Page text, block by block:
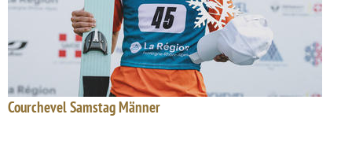
Courchevel Samstag Männer